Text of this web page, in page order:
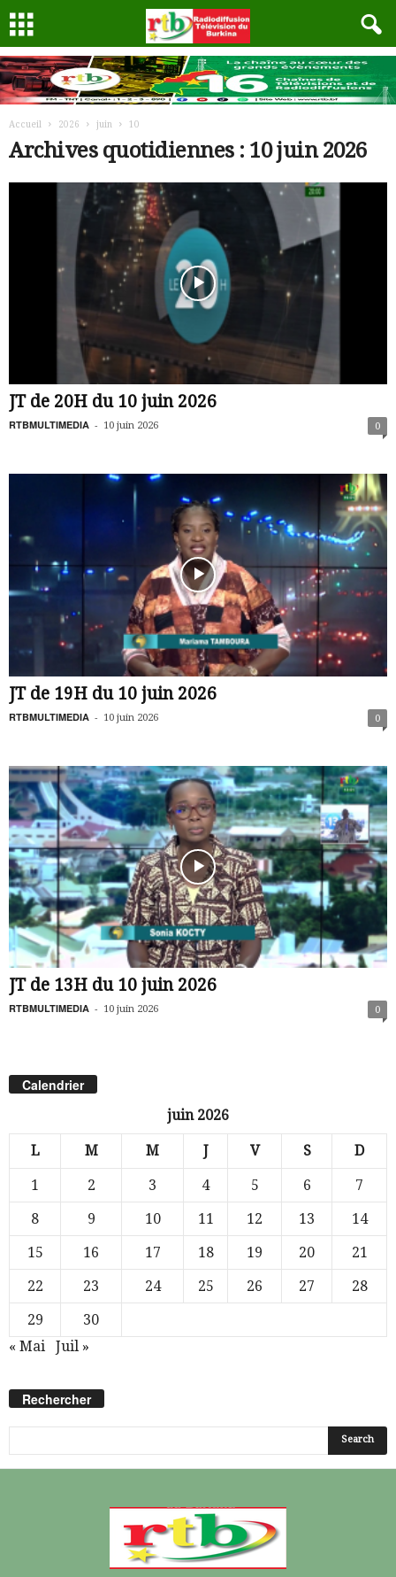
Accueil 2026 juin 10
Archives quotidiennes : 10 juin 2026
JT de 20H du 10 juin 2026
RTBMULTIMEDIA - 10 juin 2026 0
JT de 19H du 10 juin 2026
RTBMULTIMEDIA - 10 juin 2026 0
JT de 13H du 10 juin 2026
RTBMULTIMEDIA - 10 juin 2026 0
Calendrier
juin 2026
L M M J V S D
1 2 3 4 5 6
7
8
9 10 11 12 13
14
15
16 17 18 19 20
21
22
23 24 25 26 27
28
29
30
« Mai
Juil »
Rechercher